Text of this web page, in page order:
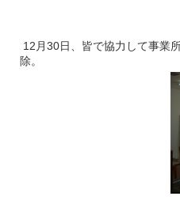
12月30日、皆で協力して事業
除。